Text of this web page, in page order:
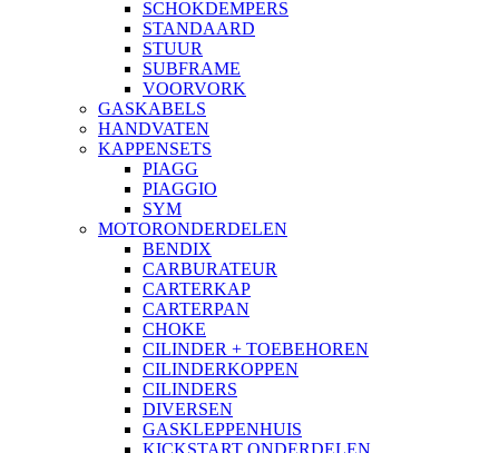
SCHOKDEMPERS
STANDAARD
STUUR
SUBFRAME
VOORVORK
GASKABELS
HANDVATEN
KAPPENSETS
PIAGG
PIAGGIO
SYM
MOTORONDERDELEN
BENDIX
CARBURATEUR
CARTERKAP
CARTERPAN
CHOKE
CILINDER + TOEBEHOREN
CILINDERKOPPEN
CILINDERS
DIVERSEN
GASKLEPPENHUIS